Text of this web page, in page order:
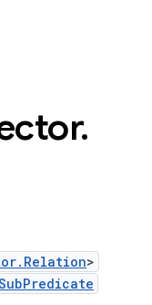
.
>